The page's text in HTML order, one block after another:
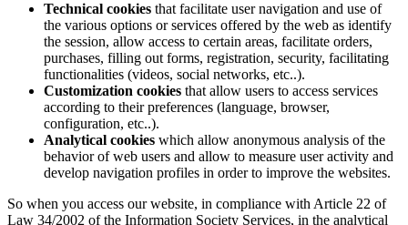
Technical cookies that facilitate user navigation and use of
the various options or services offered by the web as identify
the session, allow access to certain areas, facilitate orders,
purchases, filling out forms, registration, security, facilitating
functionalities (videos, social networks, etc..).
Customization cookies that allow users to access services
according to their preferences (language, browser,
configuration, etc..).
Analytical cookies which allow anonymous analysis of the
behavior of web users and allow to measure user activity and
develop navigation profiles in order to improve the websites.
So when you access our website, in compliance with Article 22 of
Law 34/2002 of the Information Society Services, in the analytical